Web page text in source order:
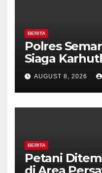
BERITA
Polres
Siaga
Tekankan
Kemarau.
AUGUST 8, 2026
BERITA
Petani